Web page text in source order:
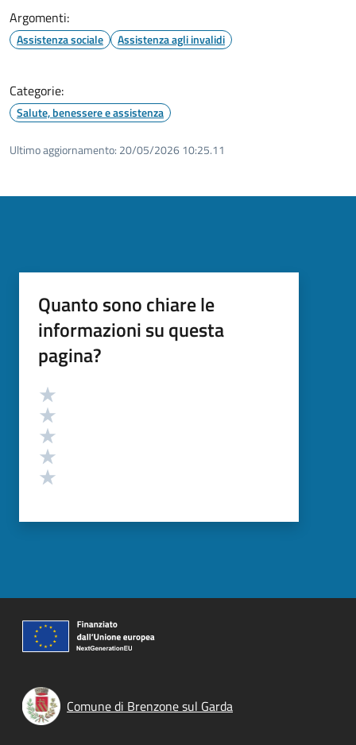
Argomenti:
Assistenza sociale Assistenza agli invalidi
Categorie:
Salute, benessere e assistenza
Ultimo aggiornamento: 20/05/2026 10:25.11
Quanto sono chiare le
informazioni su questa
pagina?
Valutazione
Comune di Brenzone sul Garda